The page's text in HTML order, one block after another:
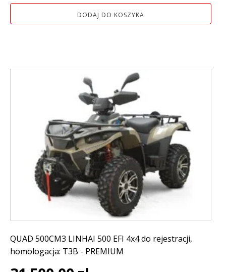
wynosiła:
wynosi:
2
DODAJ DO KOSZYKA
QUAD 500CM3 LINHAI 500 EFI 4x4 do rejestracji,
homologacja: T3B - PREMIUM